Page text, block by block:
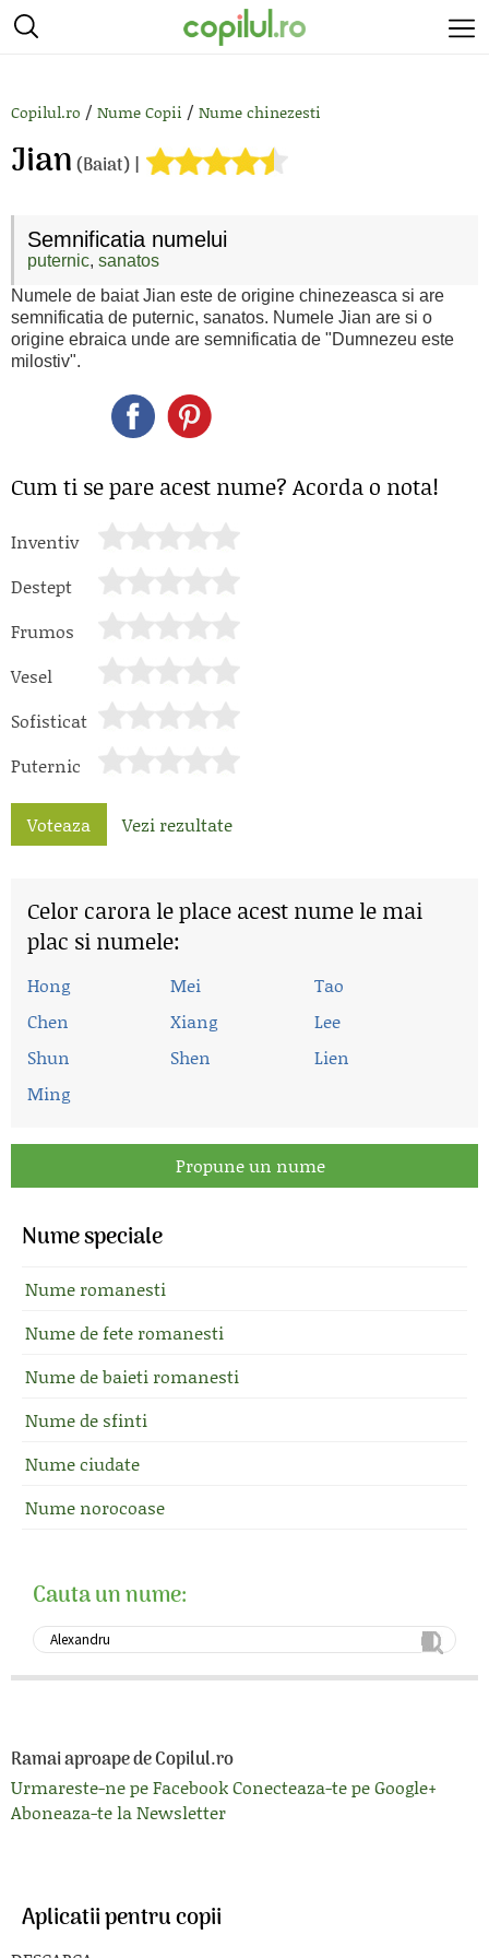
Copilul.ro / Nume Copii / Nume chinezesti
Jian(Baiat) |
Semnificatia numelui
puternic, sanatos
Numele de baiat Jian este de origine chinezeasca si are
semnificatia de puternic, sanatos. Numele Jian are si o
origine ebraica unde are semnificatia de "Dumnezeu este
milostiv".
Cum ti se pare acest nume? Acorda o nota!
Inventiv
Destept
Frumos
Vesel
Sofisticat
Puternic
Voteaza Vezi rezultate
Celor carora le place acest nume le mai
plac si numele:
Hong Mei
Tao
Chen
Xiang
Lee
Shun
Shen
Lien
Ming
Propune un nume
Nume speciale
Nume romanesti
Nume de fete romanesti
Nume de baieti romanesti
Nume de sfinti
Nume ciudate
Nume norocoase
Cauta un nume:
Ramai aproape de Copilul.ro
Urmareste-ne pe FacebookConecteaza-te pe Google+
Aboneaza-te la Newsletter
Aplicatii pentru copii